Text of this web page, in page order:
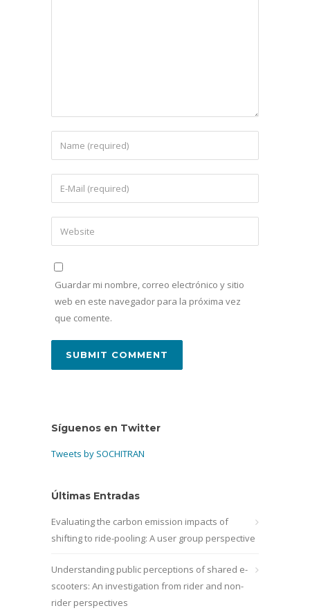
Guardar mi nombre, correo electrónico y sitio
web en este navegador para la próxima vez
que comente.
Síguenos en Twitter
Tweets by SOCHITRAN
Últimas Entradas
Evaluating the carbon emission impacts of
shifting to ride-pooling: A user group perspective
Understanding public perceptions of shared e-
scooters: An investigation from rider and non-
rider perspectives